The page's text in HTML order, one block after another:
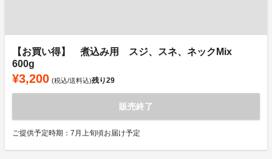
【お買い得】 煮込み用 スジ、スネ、ネックMix
600g
¥3,200 (税込/送料込)残り29
販売終了
ご提供予定時期：7月上旬頃お届け予定